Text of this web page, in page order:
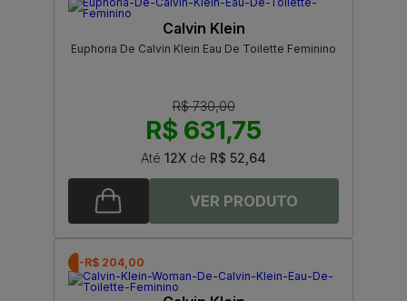
Calvin Klein
Euphoria De Calvin Klein Eau De Toilette Feminino
R$ 730,00
R$ 631,75
Até 12X de R$ 52,64
-R$ 204,00